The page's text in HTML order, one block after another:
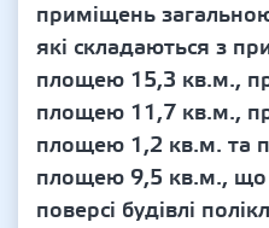
приміщень
які складаються з
площею 15,3 кв.м.,
площею 11,7 кв.м.,
площею 1,2 кв.м. та
площею 9,5 кв.м., що
поверсі будівлі